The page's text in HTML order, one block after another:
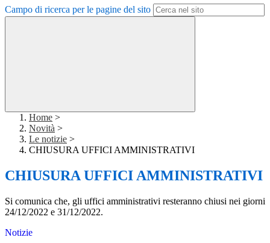
Campo di ricerca per le pagine del sito
Home >
Novità >
Le notizie >
CHIUSURA UFFICI AMMINISTRATIVI
CHIUSURA UFFICI AMMINISTRATIVI
Si comunica che, gli uffici amministrativi resteranno chiusi nei giorni
24/12/2022 e 31/12/2022.
Notizie